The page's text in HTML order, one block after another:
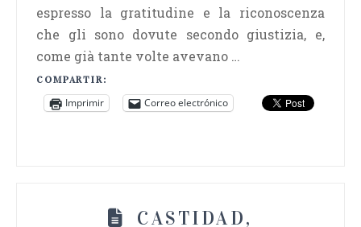
espresso la gratitudine e la riconoscenza
che gli sono dovute secondo giustizia, e,
come già tante volte avevano …
COMPARTIR:
Imprimir Correo electrónico
CASTIDAD,